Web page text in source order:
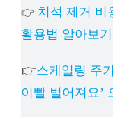
👉 치석 제거 비
활용법 알아보기
👉스케일링 주
이빨 벌어져요’